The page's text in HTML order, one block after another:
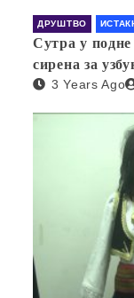
ДРУШТВО
Сутра у
сирена за
3 Years Ago